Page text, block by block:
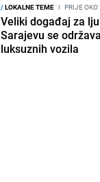
/LOKALNE TEME I PRIJE
Veliki događaj za
Sarajevu se
luksuznih vozila